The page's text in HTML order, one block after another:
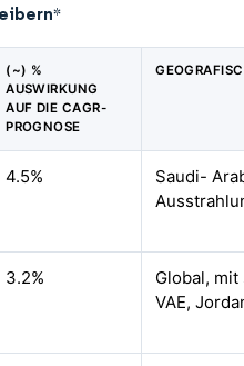
*
(~) %
AUSWIRKUNG
AUF DIE CAGR-
PROGNOSE
4.5%
Saudi-
3.2%
Global,
VAE,